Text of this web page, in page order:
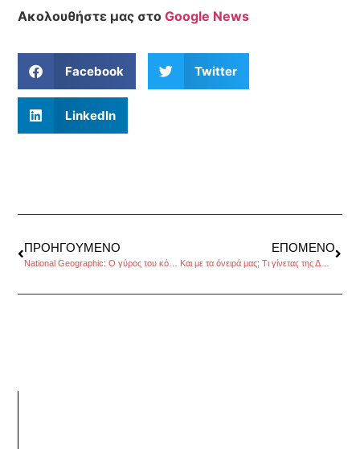
Ακολουθήστε μας στοGoogle News
Facebook Twitter
LinkedIn
ΠΡΟΗΓΟΎΜΕΝΟ ΕΠΌΜΕΝΟ
Και με τα όνειρά μας; Τι γίνεται; της Δώρας Κωνσταντοπούλου